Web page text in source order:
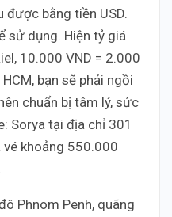
được bằng tiền USD.
sử dụng. Hiện tỷ giá
10.000 VND = 2.000
bạn sẽ phải ngồi
chuẩn bị tâm lý, sức
Sorya tại địa chỉ 301
vé khoảng 550.000
Phnom Penh, quãng